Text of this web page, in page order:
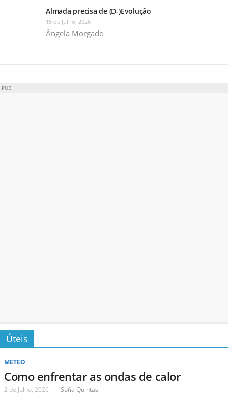
Almada precisa de (D-)Evolução
15 de Julho, 2026
Ângela Morgado
PUB
Úteis
METEO
Como enfrentar as ondas de calor
2 de Julho, 2026 Sofia Quintas